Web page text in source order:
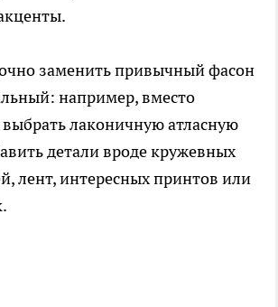
заменить привычный фасон
например, вместо
лаконичную атласную
детали вроде кружевных
лент, интересных принтов или